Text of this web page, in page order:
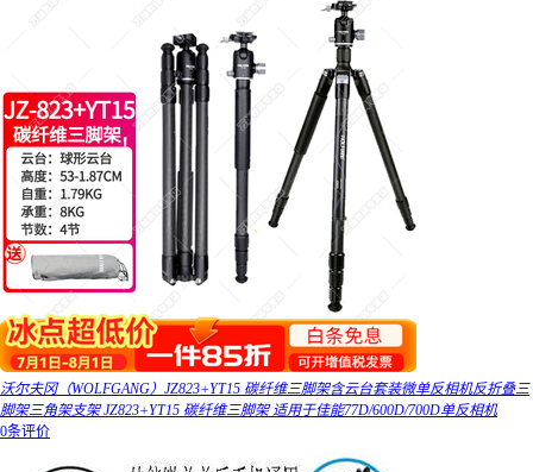
沃尔夫冈（WOLFGANG）JZ823+YT15 碳纤维三脚架含云台套装微单反相机反折叠三
脚架三角架支架 JZ823+YT15 碳纤维三脚架 适用于佳能77D/600D/700D单反相机
0条评价